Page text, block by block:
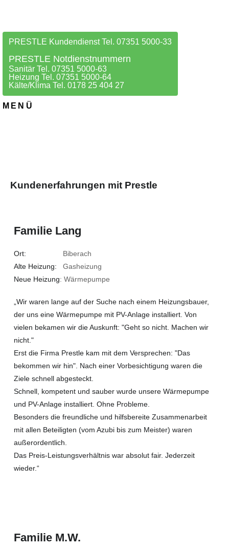
PRESTLE Kundendienst Tel. 07351 5000-33
PRESTLE Notdienstnummern
Sanitär Tel. 07351 5000-63
Heizung Tel. 07351 5000-64
Kälte/Klima Tel. 0178 25 404 27
MENÜ
Kundenerfahrungen mit Prestle
Familie Lang
Ort: Biberach
Alte Heizung: Gasheizung
Neue Heizung: Wärmepumpe
„Wir waren lange auf der Suche nach einem Heizungsbauer,
der uns eine Wärmepumpe mit PV-Anlage installiert. Von
vielen bekamen wir die Auskunft: "Geht so nicht. Machen wir
nicht."
Erst die Firma Prestle kam mit dem Versprechen: "Das
bekommen wir hin". Nach einer Vorbesichtigung waren die
Ziele schnell abgesteckt.
Schnell, kompetent und sauber wurde unsere Wärmepumpe
und PV-Anlage installiert. Ohne Probleme.
Besonders die freundliche und hilfsbereite Zusammenarbeit
mit allen Beteiligten (vom Azubi bis zum Meister) waren
außerordentlich.
Das Preis-Leistungsverhältnis war absolut fair. Jederzeit
wieder.“
Familie M.W.